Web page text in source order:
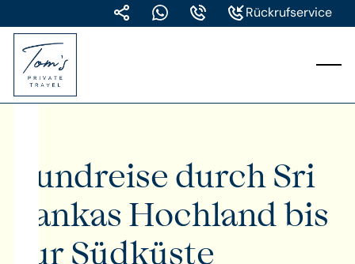
Rückrufservice
Rundreise durch Sri
Lankas Hochland bis
zur Südküste